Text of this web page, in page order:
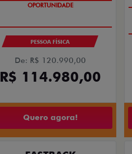
OPORTUNIDADE
PESSOA FÍSICA
De: R$ 120.990,00
R$ 114.980,00
Quero agora!